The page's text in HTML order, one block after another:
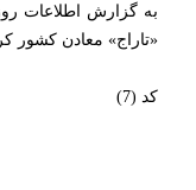
به گزارش اطلاعات
«تاراج» معادن کشور
کد (7)